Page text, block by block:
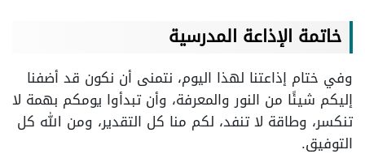
خاتمة الإذاعة المدرسية
وفي ختام إذاعتنا لهذا اليوم، نتمنى أن نكون قد أضفنا
إليكم شيئًا من النور والمعرفة، وأن تبدأوا يومكم بهمة لا
تنكسر، وطاقة لا تنفد، لكم منا كل التقدير، ومن الله كل
التوفيق.